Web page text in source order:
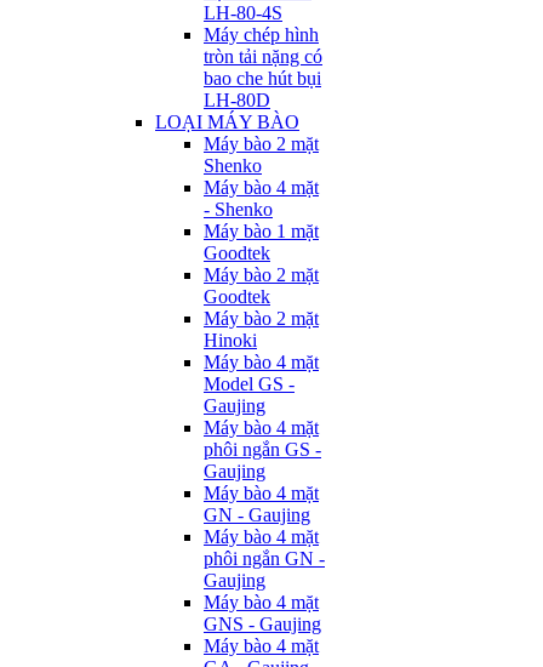
LH-80-4S
Máy chép hình
tròn tải nặng có
bao che hút bụi
LH-80D
LOẠI MÁY BÀO
Máy bào 2 mặt
Shenko
Máy bào 4 mặt
- Shenko
Máy bào 1 mặt
Goodtek
Máy bào 2 mặt
Goodtek
Máy bào 2 mặt
Hinoki
Máy bào 4 mặt
Model GS -
Gaujing
Máy bào 4 mặt
phôi ngắn GS -
Gaujing
Máy bào 4 mặt
GN - Gaujing
Máy bào 4 mặt
phôi ngắn GN -
Gaujing
Máy bào 4 mặt
GNS - Gaujing
Máy bào 4 mặt